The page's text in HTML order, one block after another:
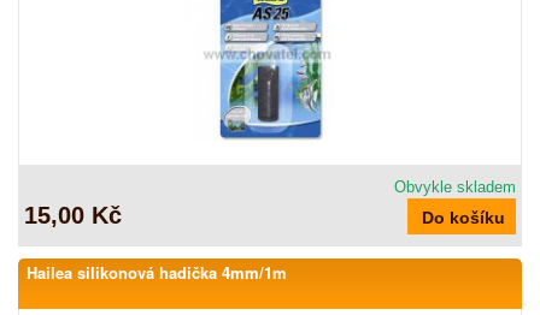
Obvykle skladem
15,00 Kč
Hailea silikonová hadička 4mm/1m